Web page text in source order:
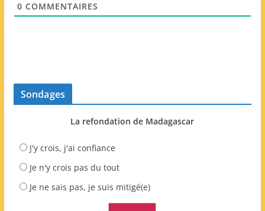
0 COMMENTAIRES
Sondages
La refondation de Madagascar
J'y crois, j'ai confiance
Je n'y crois pas du tout
Je ne sais pas, je suis mitigé(e)